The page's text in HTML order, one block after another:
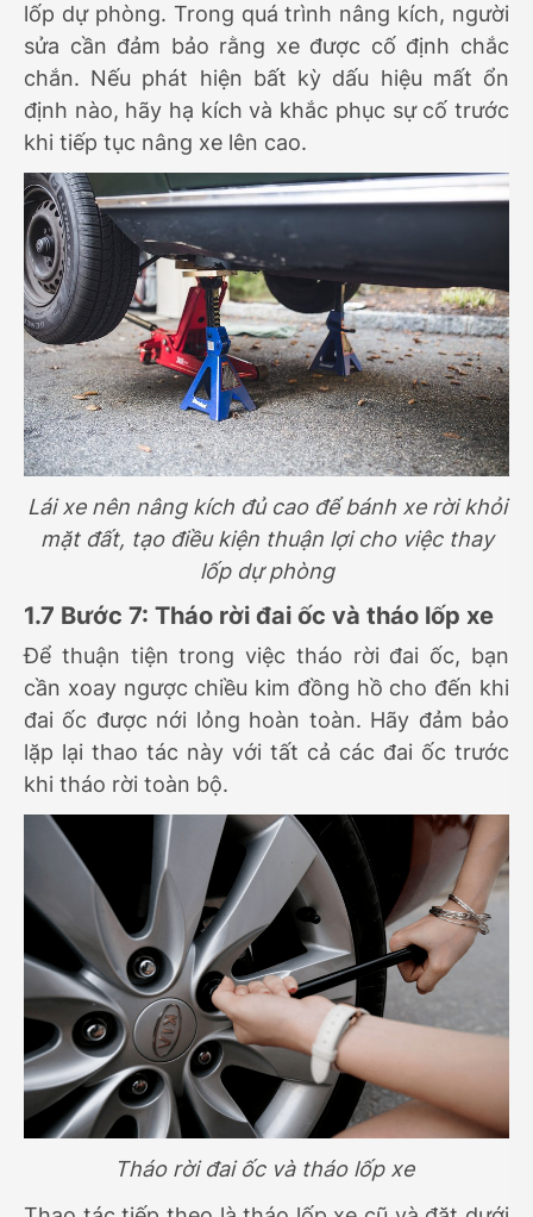
lốp dự phòng. Trong quá trình nâng kích, người
sửa cần đảm bảo rằng xe được cố định chắc
chắn. Nếu phát hiện bất kỳ dấu hiệu mất ổn
định nào, hãy hạ kích và khắc phục sự cố trước
khi tiếp tục nâng xe lên cao.
Lái xe nên nâng kích đủ cao để bánh xe rời khỏi
mặt đất, tạo điều kiện thuận lợi cho việc thay
lốp dự phòng
1.7 Bước 7: Tháo rời đai ốc và tháo lốp xe
Để thuận tiện trong việc tháo rời đai ốc, bạn
cần xoay ngược chiều kim đồng hồ cho đến khi
đai ốc được nới lỏng hoàn toàn. Hãy đảm bảo
lặp lại thao tác này với tất cả các đai ốc trước
khi tháo rời toàn bộ.
Tháo rời đai ốc và tháo lốp xe